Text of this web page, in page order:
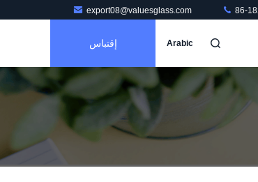
export08@valuesglass.com 86-
Arabic إقتباس